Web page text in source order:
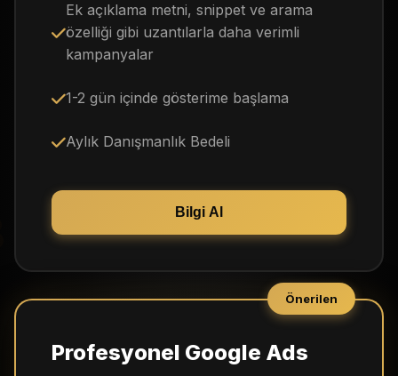
Ek açıklama metni, snippet ve arama
özelliği gibi uzantılarla daha verimli
kampanyalar
1-2 gün içinde gösterime başlama
Aylık Danışmanlık Bedeli
Bilgi Al
Önerilen
Profesyonel Google Ads